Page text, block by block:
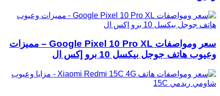
سعر ومواصفات Google Pixel 10 Pro XL – مميزات
وعيوب هاتف جوجل بيكسل 10 برو إكس ال